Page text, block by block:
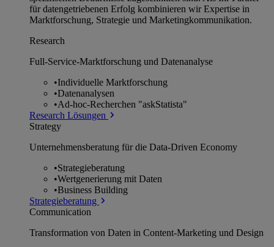
für datengetriebenen Erfolg kombinieren wir Expertise in
Marktforschung, Strategie und Marketingkommunikation.
Research
Full-Service-Marktforschung und Datenanalyse
•Individuelle Marktforschung
•Datenanalysen
•Ad-hoc-Recherchen "askStatista"
Research Lösungen
Strategy
Unternehmens­beratung für die Data-Driven Economy
•Strategieberatung
•Wertgenerierung mit Daten
•Business Building
Strategieberatung
Communication
Transformation von Daten in Content-Marketing und Design